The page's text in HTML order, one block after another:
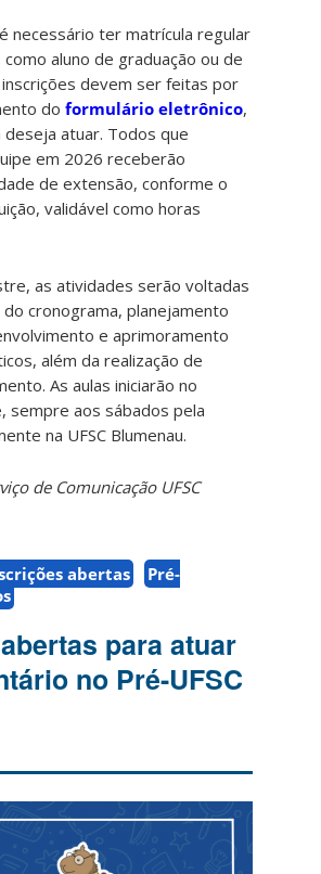
necessário ter matrícula regular
como aluno de graduação ou de
devem ser feitas por
doformulário eletrônico,
deseja atuar. Todos que
em 2026 receberão
de extensão, conforme o
validável como horas
as atividades serão voltadas
cronograma, planejamento
e aprimoramento
além da realização de
As aulas iniciarão no
sempre aos sábados pela
na UFSC Blumenau.
de Comunicação UFSC
abertas
Pré-
para atuar
no Pré-UFSC